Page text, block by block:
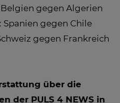
Belgien gegen Algerien
Spanien gegen Chile
gegen Frankreich
über die
der PULS 4 NEWS in